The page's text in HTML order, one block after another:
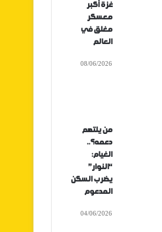
غزة أكبر
معسكر
مغلق في
العالم
08/06/2026
من يلتهم
دعمه؟..
الغيام:
“النوار”
يضرب السكن
المدعوم
04/06/2026